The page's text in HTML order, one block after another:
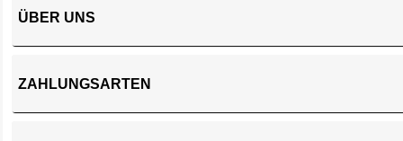
ÜBER UNS
ZAHLUNGSARTEN